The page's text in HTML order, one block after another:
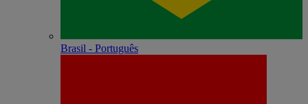
Brasil - Português